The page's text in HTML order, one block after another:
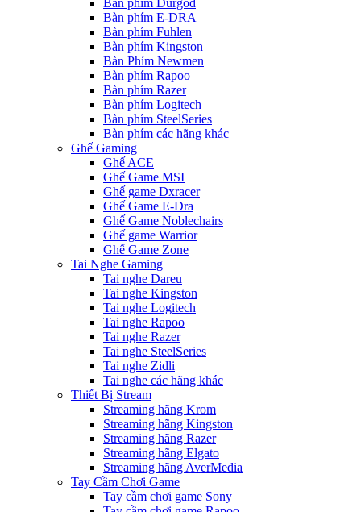
Bàn phím Durgod
Bàn phím E-DRA
Bàn phím Fuhlen
Bàn phím Kingston
Bàn Phím Newmen
Bàn phím Rapoo
Bàn phím Razer
Bàn phím Logitech
Bàn phím SteelSeries
Bàn phím các hãng khác
Ghế Gaming
Ghế ACE
Ghế Game MSI
Ghế game Dxracer
Ghế Game E-Dra
Ghế Game Noblechairs
Ghế game Warrior
Ghế Game Zone
Tai Nghe Gaming
Tai nghe Dareu
Tai nghe Kingston
Tai nghe Logitech
Tai nghe Rapoo
Tai nghe Razer
Tai nghe SteelSeries
Tai nghe Zidli
Tai nghe các hãng khác
Thiết Bị Stream
Streaming hãng Krom
Streaming hãng Kingston
Streaming hãng Razer
Streaming hãng Elgato
Streaming hãng AverMedia
Tay Cầm Chơi Game
Tay cầm chơi game Sony